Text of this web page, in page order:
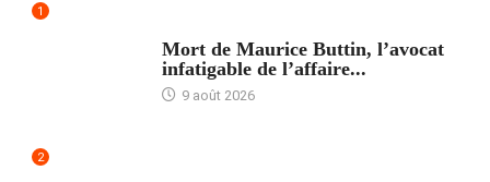
1
Mort de Maurice Buttin, l’avocat
infatigable de l’affaire...
9 août 2026
2